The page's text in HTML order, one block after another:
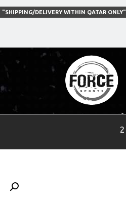
"SHIPPING/DELIVERY WITHIN QATAR ONLY"